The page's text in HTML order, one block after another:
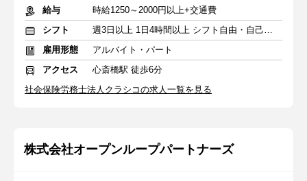
給与
時給1250～2000円以上+交通費
シフト
週3日以上 1日4時間以上 シフト自由・自己申告
雇用形態
アルバイト・パート
アクセス
心斎橋駅 徒歩6分
社会保険労務士法人クラシコの求人一覧を見る
株式会社オープンループパートナーズ